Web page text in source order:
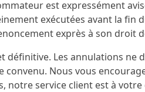
est expressément
exécutées avant la fin
exprès à son droit
définitive. Les annulations
Nous vous
notre service client est à